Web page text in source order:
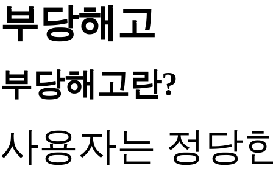
부당해고
부당해고란?
사용자는 정당